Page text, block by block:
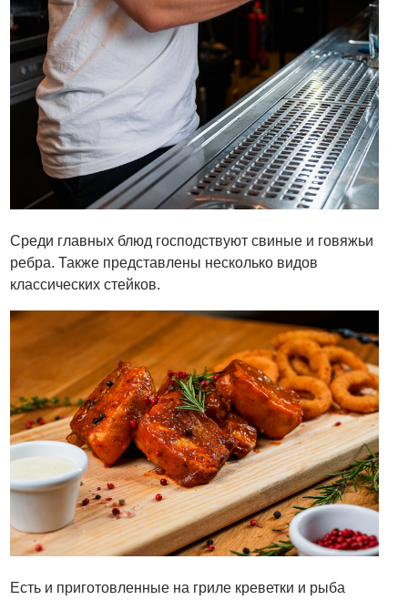
Среди главных блюд господствуют свиные и говяжьи
ребра. Также представлены несколько видов
классических стейков.
Есть и приготовленные на гриле креветки и рыба